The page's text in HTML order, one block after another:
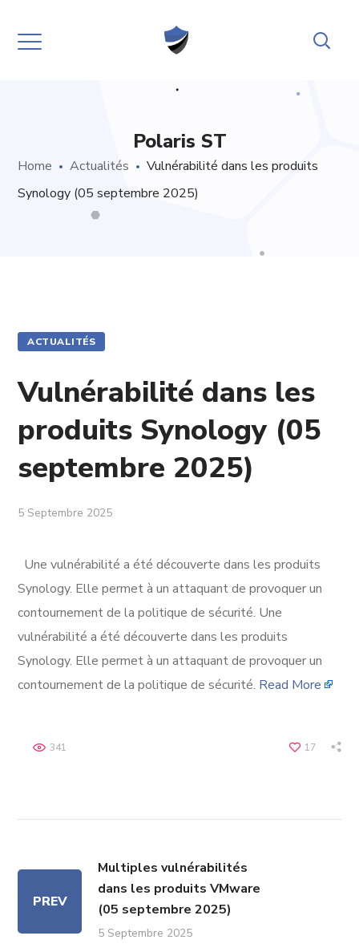
Polaris ST
Home Actualités
Vulnérabilité dans les produits
Synology (05 septembre 2025)
ACTUALITÉS
Vulnérabilité dans les
produits Synology (05
septembre 2025)
5 Septembre 2025
Une vulnérabilité a été découverte dans les produits
Synology. Elle permet à un attaquant de provoquer un
contournement de la politique de sécurité. Une
vulnérabilité a été découverte dans les produits
Synology. Elle permet à un attaquant de provoquer un
contournement de la politique de sécurité. Read More
17
341
PREV
Multiples vulnérabilités
dans les produits VMware
(05 septembre 2025)
5 Septembre 2025